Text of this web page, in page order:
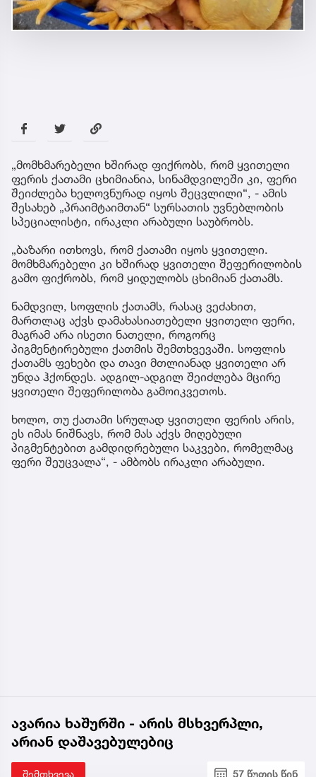
„მომხმარებელი ხშირად ფიქრობს, რომ ყვითელი
ფერის ქათამი ცხიმიანია, სინამდვილეში კი, ფერი
შეიძლება ხელოვნურად იყოს შეცვლილი“, - ამის
შესახებ „პრაიმტაიმთან“ სურსათის უვნებლობის
სპეციალისტი, ირაკლი არაბული საუბრობს.
„ბაზარი ითხოვს, რომ ქათამი იყოს ყვითელი.
მომხმარებელი კი ხშირად ყვითელი შეფერილობის
გამო ფიქრობს, რომ ყიდულობს ცხიმიან ქათამს.
ნამდვილ, სოფლის ქათამს, რასაც ვეძახით,
მართლაც აქვს დამახასიათებელი ყვითელი ფერი,
მაგრამ არა ისეთი ნათელი, როგორც
პიგმენტირებული ქათმის შემთხვევაში. სოფლის
ქათამს ფეხები და თავი მთლიანად ყვითელი არ
უნდა ჰქონდეს. ადგილ-ადგილ შეიძლება მცირე
ყვითელი შეფერილობა გამოიკვეთოს.
ხოლო, თუ ქათამი სრულად ყვითელი ფერის არის,
ეს იმას ნიშნავს, რომ მას აქვს მიღებული
პიგმენტებით გამდიდრებული საკვები, რომელმაც
ფერი შეუცვალა“, - ამბობს ირაკლი არაბული.
ავარია ხაშურში - არის მსხვერპლი,
არიან დაშავებულებიც
შემთხვევა 57 წუთის წინ